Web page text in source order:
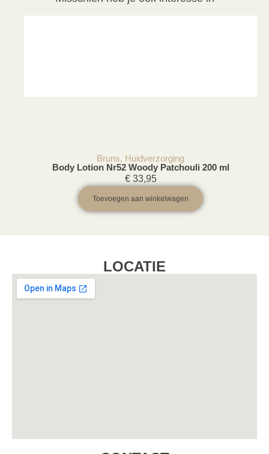
Bruns, Huidverzorging
Body Lotion Nr52 Woody Patchouli 200 ml
€33,95
Toevoegen aan winkelwagen
LOCATIE